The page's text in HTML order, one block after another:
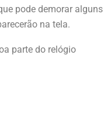
pode demorar alguns
na tela.
parte do relógio